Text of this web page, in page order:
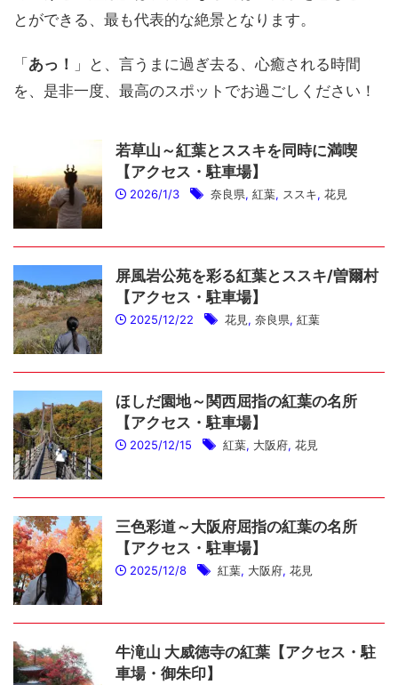
とができる、最も代表的な絶景となります。
「 あっ！
」と、言うまに過ぎ去る、心癒される時間
を、是非一度、最高のスポットでお過ごしください！
若草山～紅葉とススキを同時に満喫
【アクセス・駐車場】
2026/1/3 奈良県, 紅葉, ススキ, 花見
屏風岩公苑を彩る紅葉とススキ/曽爾村
【アクセス・駐車場】
2025/12/22 花見, 奈良県, 紅葉
ほしだ園地～関西屈指の紅葉の名所
【アクセス・駐車場】
2025/12/15 紅葉, 大阪府, 花見
三色彩道～大阪府屈指の紅葉の名所
【アクセス・駐車場】
2025/12/8 紅葉, 大阪府, 花見
牛滝山 大威徳寺の紅葉【アクセス・駐
車場・御朱印】